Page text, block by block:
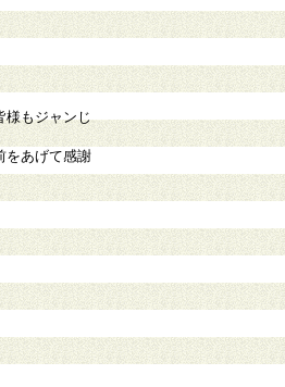
様もジャンじ
をあげて感謝